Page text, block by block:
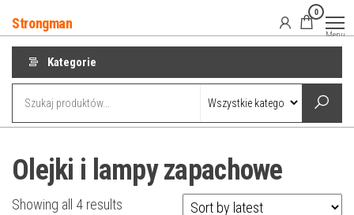
do
treści
Strongman
0
Menu
Kategorie
Olejki i lampy zapachowe
Showing all 4 results